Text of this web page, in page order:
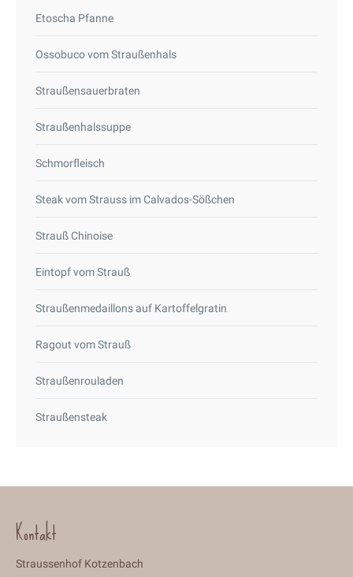
Etoscha Pfanne
Ossobuco vom Straußenhals
Straußensauerbraten
Straußenhalssuppe
Schmorfleisch
Steak vom Strauss im Calvados-Sößchen
Strauß Chinoise
Eintopf vom Strauß
Straußenmedaillons auf Kartoffelgratin
Ragout vom Strauß
Straußenrouladen
Straußensteak
Kontakt
Straussenhof Kotzenbach